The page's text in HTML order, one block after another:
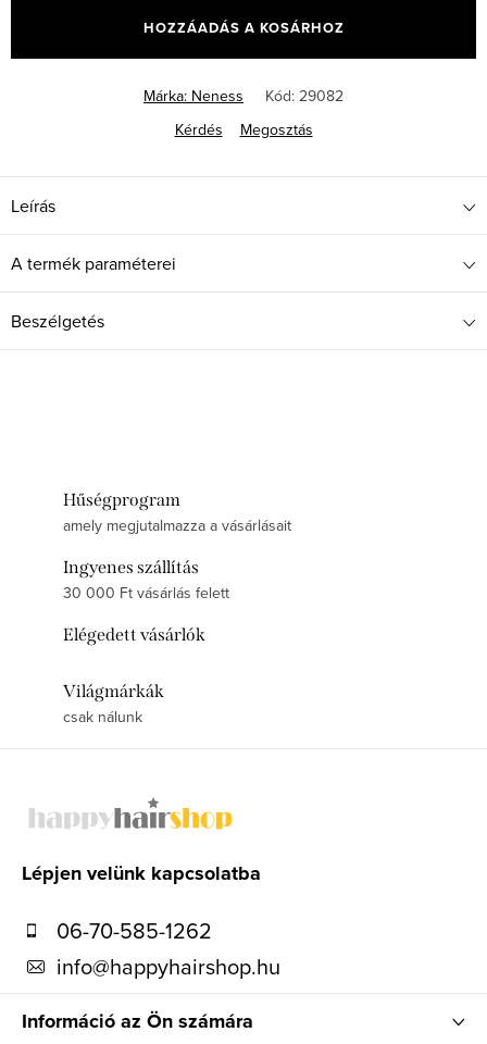
HOZZÁADÁS A KOSÁRHOZ
Márka: Neness Kód: 29082
Kérdés
Megosztás
Leírás
A termék paraméterei
Beszélgetés
Hűségprogram
amely megjutalmazza a vásárlásait
Ingyenes szállítás
30 000 Ft vásárlás felett
Elégedett vásárlók
Világmárkák
csak nálunk
Lépjen velünk kapcsolatba
06-70-585-1262
info@happyhairshop.hu
Információ az Ön számára